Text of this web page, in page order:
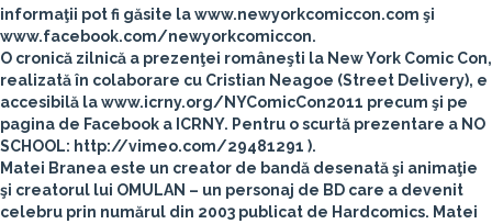
informaţii pot fi găsite la www.newyorkcomiccon.com şi
www.facebook.com/newyorkcomiccon.
O cronică zilnică a prezenţei româneşti la New York Comic Con,
realizată în colaborare cu Cristian Neagoe (Street Delivery), e
accesibilă la www.icrny.org/NYComicCon2011 precum şi pe
pagina de Facebook a ICRNY. Pentru o scurtă prezentare a NO
SCHOOL: http://vimeo.com/29481291 ).
Matei Branea este un creator de bandă desenată şi animaţie
şi creatorul lui OMULAN – un personaj de BD care a devenit
celebru prin numărul din 2003 publicat de Hardcomics. Matei